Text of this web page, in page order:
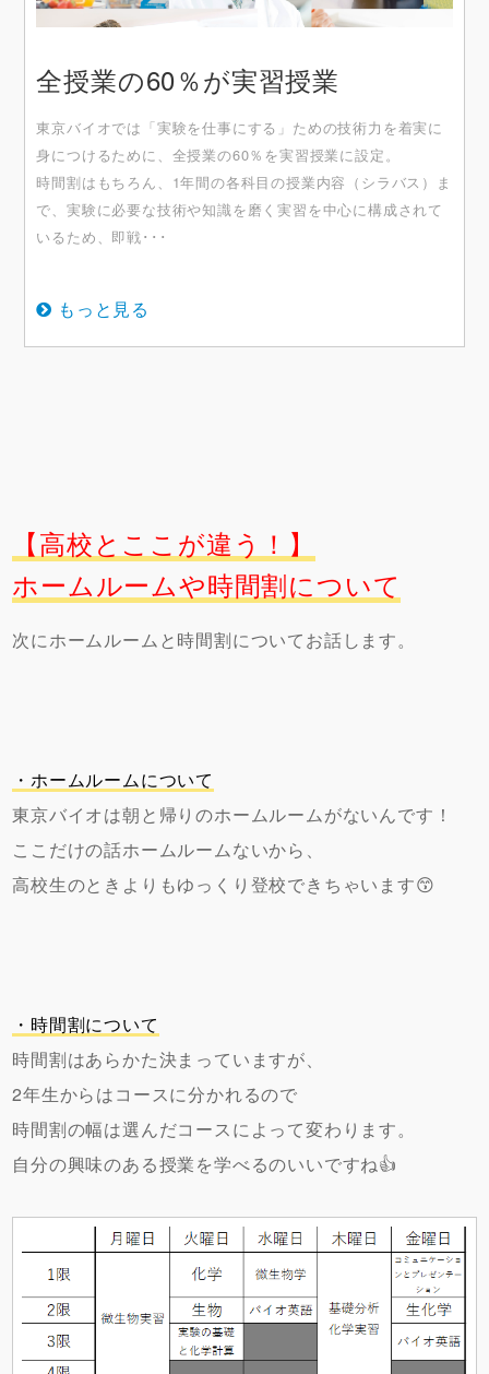
全授業の60％が実習授業
東京バイオでは「実験を仕事にする」ための技術力を着実に
身につけるために、全授業の60％を実習授業に設定。
時間割はもちろん、1年間の各科目の授業内容（シラバス）ま
で、実験に必要な技術や知識を磨く実習を中心に構成されて
いるため、即戦･･･
もっと見る
【高校とここが違う！】
ホームルームや時間割について
次にホームルームと時間割についてお話します。
・ホームルームについて
東京バイオは朝と帰りのホームルームがないんです！
ここだけの話ホームルームないから、
高校生のときよりもゆっくり登校できちゃいます😙
・時間割について
時間割はあらかた決まっていますが、
2年生からはコースに分かれるので
時間割の幅は選んだコースによって変わります。
自分の興味のある授業を学べるのいいですね👍